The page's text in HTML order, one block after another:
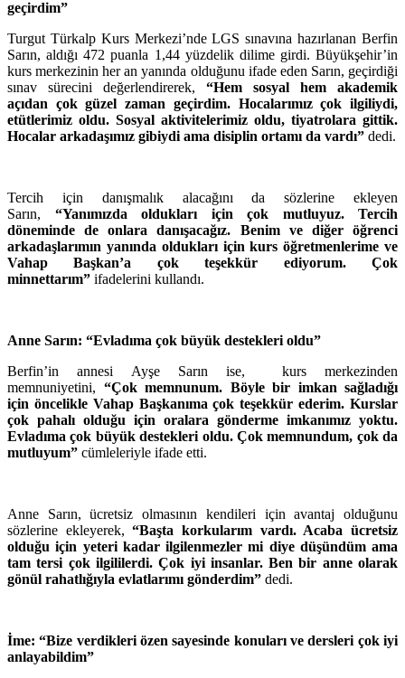
geçirdim”
Turgut Türkalp Kurs Merkezi’nde LGS sınavına hazırlanan Berfin
Sarın, aldığı 472 puanla 1,44 yüzdelik dilime girdi. Büyükşehir’in
kurs merkezinin her an yanında olduğunu ifade eden Sarın, geçirdiği
sınav sürecini değerlendirerek, “Hem sosyal hem akademik
açıdan çok güzel zaman geçirdim. Hocalarımız çok ilgiliydi,
etütlerimiz oldu. Sosyal aktivitelerimiz oldu, tiyatrolara gittik.
Hocalar arkadaşımız gibiydi ama disiplin ortamı da vardı” dedi.
Tercih için danışmalık alacağını da sözlerine ekleyen
Sarın, “Yanımızda oldukları için çok mutluyuz. Tercih
döneminde de onlara danışacağız. Benim ve diğer öğrenci
arkadaşlarımın yanında oldukları için kurs öğretmenlerime ve
Vahap Başkan’a çok teşekkür ediyorum. Çok
minnettarım” ifadelerini kullandı.
Anne Sarın: “Evladıma çok büyük destekleri oldu”
Berfin’in annesi Ayşe Sarın ise, kurs merkezinden
memnuniyetini, “Çok memnunum. Böyle bir imkan sağladığı
için öncelikle Vahap Başkanıma çok teşekkür ederim. Kurslar
çok pahalı olduğu için oralara gönderme imkanımız yoktu.
Evladıma çok büyük destekleri oldu. Çok memnundum, çok da
mutluyum” cümleleriyle ifade etti.
Anne Sarın, ücretsiz olmasının kendileri için avantaj olduğunu
sözlerine ekleyerek,“Başta korkularım vardı. Acaba ücretsiz
olduğu için yeteri kadar ilgilenmezler mi diye düşündüm ama
tam tersi çok ilgililerdi. Çok iyi insanlar. Ben bir anne olarak
gönül rahatlığıyla evlatlarımı gönderdim” dedi.
İme: “Bize verdikleri özen sayesinde konuları ve dersleri çok iyi
anlayabildim”